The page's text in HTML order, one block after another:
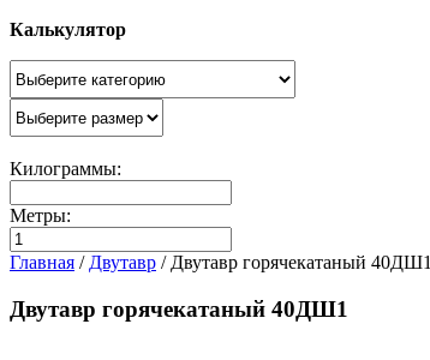
Калькулятор
Килограммы:
Метры:
Главная / Двутавр / Двутавр горячекатаный 40ДШ1
Двутавр горячекатаный 40ДШ1